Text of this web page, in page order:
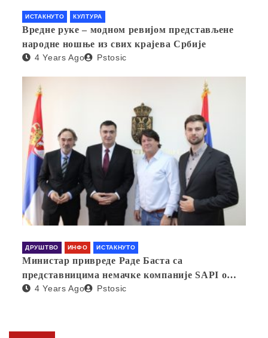
ИСТАКНУТО КУЛТУРА
Вредне руке – модном ревијом представљене
народне ношње из свих крајева Србије
4 Years Ago Pstosic
ДРУШТВО ИНФО ИСТАКНУТО
Министар привреде Раде Баста са
представницима немачке компаније SAPI о
отварању фабрике у Србији
4 Years Ago Pstosic